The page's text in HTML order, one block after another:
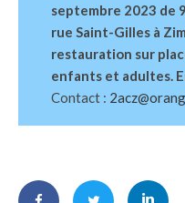
septembre 2023 de
rue Saint-Gilles à
restauration sur
enfants et adultes.
Contact :